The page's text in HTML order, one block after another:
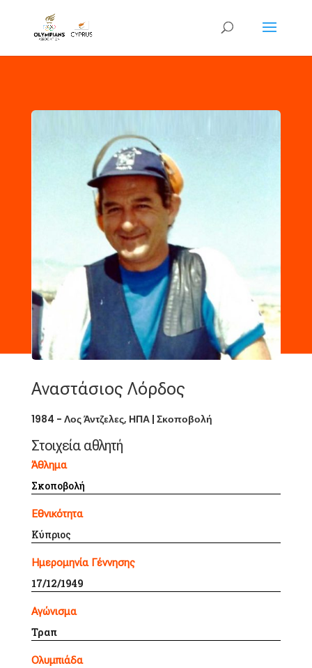
Αναστάσιος Λόρδος
1984 - Λος Άντζελες, ΗΠΑ| Σκοποβολή
Στοιχεία αθλητή
Άθλημα
Σκοποβολή
Εθνικότητα
Κύπριος
ΗμερομηνίαΓέννησης
17/12/1949
Αγώνισμα
Τραπ
Ολυμπιάδα